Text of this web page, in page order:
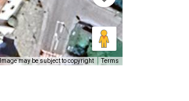
Image may be subject to copyright Terms